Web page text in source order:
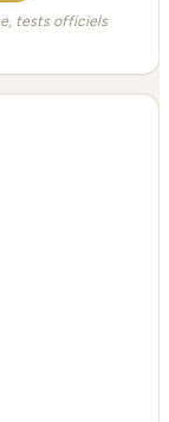
tests officiels